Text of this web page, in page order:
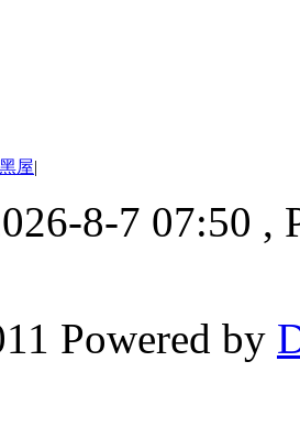
屋|
8-7 07:50 ,
Powered by